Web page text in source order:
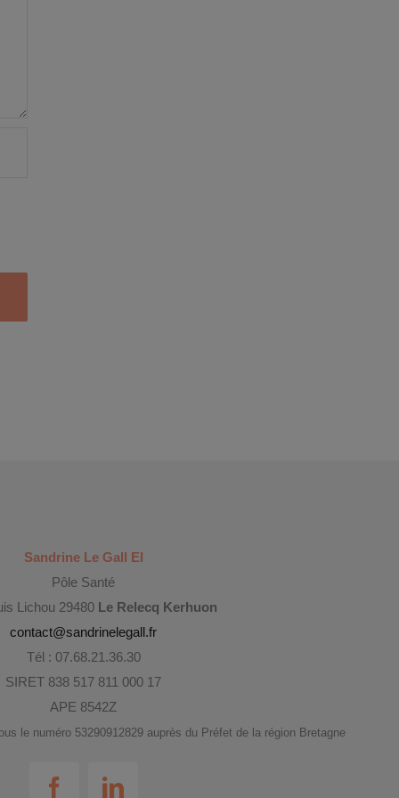
Sandrine Le Gall EI
Pôle Santé
Lichou 29480 Le Relecq Kerhuon
contact@sandrinelegall.fr
Tél : 07.68.21.36.30
SIRET 838 517 811 000 17
APE 8542Z
le numéro 53290912829 auprès du Préfet de la région Bretagne